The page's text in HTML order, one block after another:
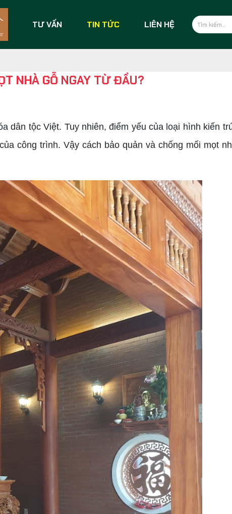
TƯ VẤN TIN TỨC LIÊN HỆ
NHÀ GỖ NGAY TỪ ĐẦU?
dân tộc Việt. Tuy nhiên, điểm yếu của loại hình kiến
công trình. Vậy cách bảo quản và chống mối mọt